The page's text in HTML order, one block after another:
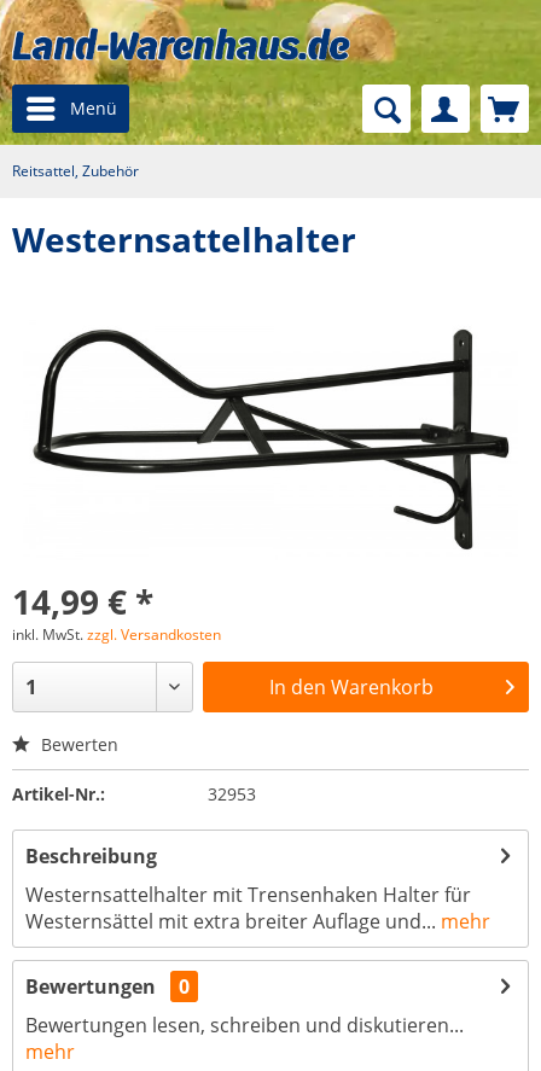
Menü
Reitsattel, Zubehör
Westernsattelhalter
14,99 € *
inkl. MwSt.zzgl. Versandkosten
In den Warenkorb
Bewerten
Artikel-Nr.: 32953
Beschreibung
Westernsattelhalter mit Trensenhaken Halter für
Westernsättel mit extra breiter Auflage und... mehr
Bewertungen
0
Bewertungen lesen, schreiben und diskutieren...
mehr